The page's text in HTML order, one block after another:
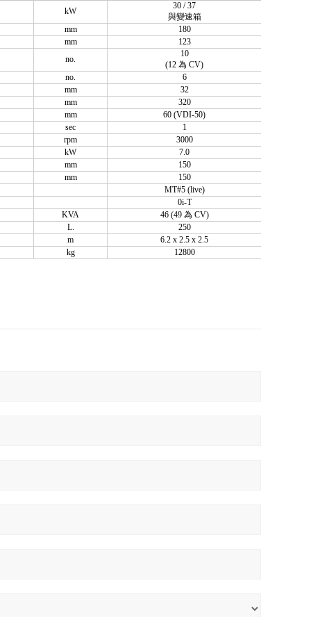
kW
30 / 37
與變速箱
mm
180
mm
123
no.
10
(12 為 CV)
no.
6
mm
32
mm
320
mm
60 (VDI-50)
sec
1
rpm
3000
kW
7.0
mm
150
mm
150
MT#5 (live)
0i-T
KVA
46 (49 為 CV)
L.
250
m
6.2 x 2.5 x 2.5
kg
12800